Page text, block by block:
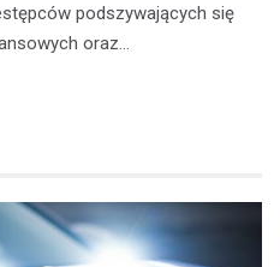
podszywających się
oraz…